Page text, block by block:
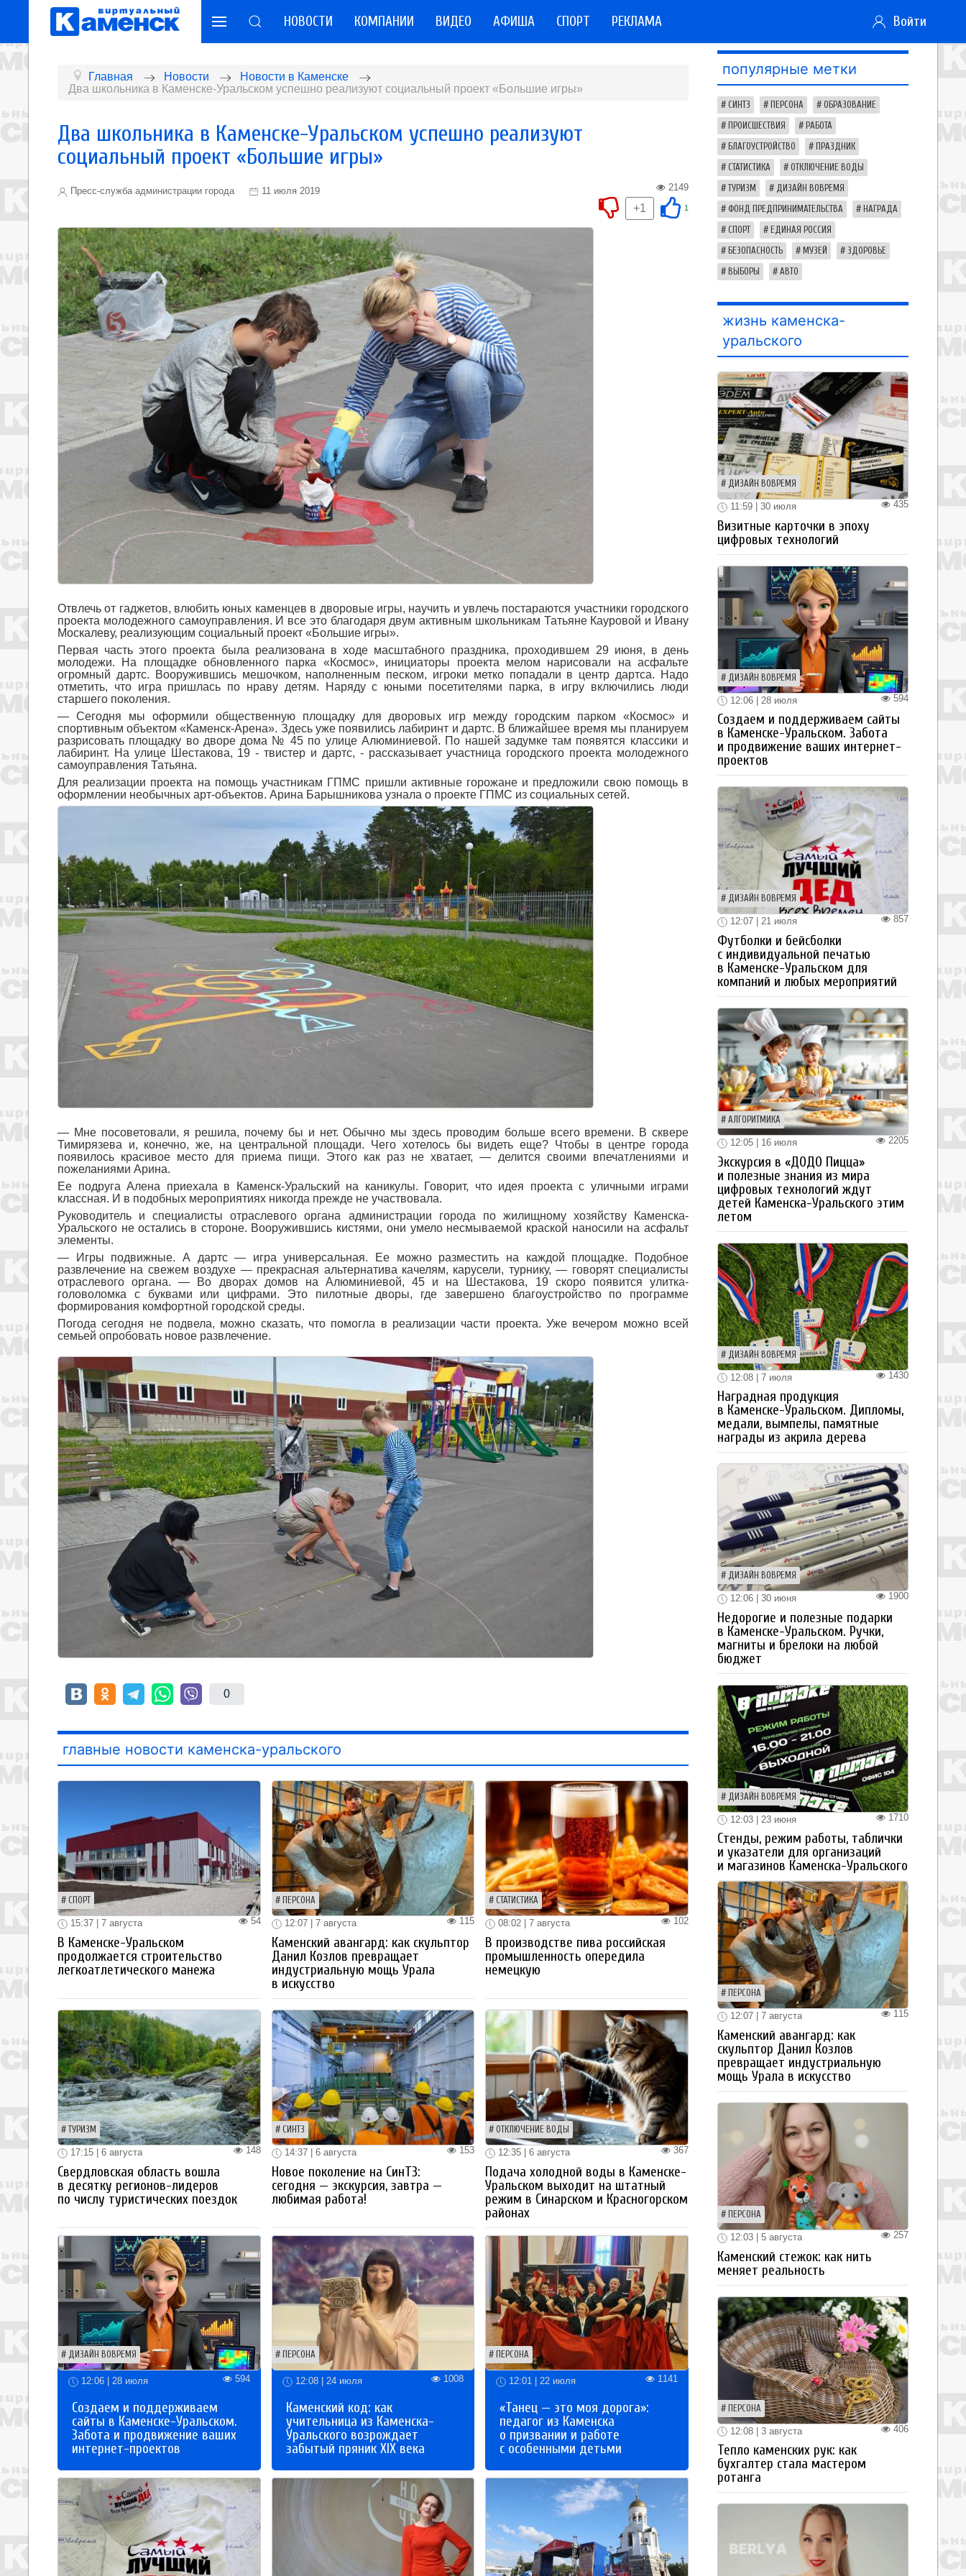
НОВОСТИ КОМПАНИИ ВИДЕО АФИША СПОРТ РЕКЛАМА Войти
Главная Новости
Новости в Каменске
Два школьника в Каменске-Уральском успешно реализуют социальный проект «Большие игры»
Два школьника в Каменске-Уральском успешно реализуют
социальный проект «Большие игры»
Пресс-служба администрации города 11 июля 2019 2149
1
+1
Отвлечь от гаджетов, влюбить юных каменцев в дворовые игры, научить и увлечь постараются участники городского
проекта молодежного самоуправления. И все это благодаря двум активным школьникам Татьяне Кауровой и Ивану
Москалеву, реализующим социальный проект «Большие игры».
Первая часть этого проекта была реализована в ходе масштабного праздника, проходившем 29 июня, в день
молодежи. На площадке обновленного парка «Космос», инициаторы проекта мелом нарисовали на асфальте
огромный дартс. Вооружившись мешочком, наполненным песком, игроки метко попадали в центр дартса. Надо
отметить, что игра пришлась по нраву детям. Наряду с юными посетителями парка, в игру включились люди
старшего поколения.
― Сегодня мы оформили общественную площадку для дворовых игр между городским парком «Космос» и
спортивным объектом «Каменск-Арена». Здесь уже появились лабиринт и дартс. В ближайшее время мы планируем
разрисовать площадку во дворе дома № 45 по улице Алюминиевой. По нашей задумке там появятся классики и
лабиринт. На улице Шестакова, 19 - твистер и дартс, - рассказывает участница городского проекта молодежного
самоуправления Татьяна.
Для реализации проекта на помощь участникам ГПМС пришли активные горожане и предложили свою помощь в
оформлении необычных арт-объектов. Арина Барышникова узнала о проекте ГПМС из социальных сетей.
― Мне посоветовали, я решила, почему бы и нет. Обычно мы здесь проводим больше всего времени. В сквере
Тимирязева и, конечно, же, на центральной площади. Чего хотелось бы видеть еще? Чтобы в центре города
появилось красивое место для приема пищи. Этого как раз не хватает, ― делится своими впечатлениями и
пожеланиями Арина.
Ее подруга Алена приехала в Каменск-Уральский на каникулы. Говорит, что идея проекта с уличными играми
классная. И в подобных мероприятиях никогда прежде не участвовала.
Руководитель и специалисты отраслевого органа администрации города по жилищному хозяйству Каменска-
Уральского не остались в стороне. Вооружившись кистями, они умело несмываемой краской наносили на асфальт
элементы.
― Игры подвижные. А дартс ― игра универсальная. Ее можно разместить на каждой площадке. Подобное
развлечение на свежем воздухе ― прекрасная альтернатива качелям, карусели, турнику, ― говорят специалисты
отраслевого органа. ― Во дворах домов на Алюминиевой, 45 и на Шестакова, 19 скоро появится улитка-
головоломка с буквами или цифрами. Это пилотные дворы, где завершено благоустройство по программе
формирования комфортной городской среды.
Погода сегодня не подвела, можно сказать, что помогла в реализации части проекта. Уже вечером можно всей
семьей опробовать новое развлечение.
0
главные новости каменска-уральского
СПОРТ
54
15:37 | 7 августа
В Каменске-Уральском
продолжается строительство
легкоатлетического манежа
ПЕРСОНА
115
12:07 | 7 августа
Каменский авангард: как скульптор
Данил Козлов превращает
индустриальную мощь Урала
в искусство
СТАТИСТИКА
102
08:02 | 7 августа
В производстве пива российская
промышленность опередила
немецкую
ТУРИЗМ
148
17:15 | 6 августа
Свердловская область вошла
в десятку регионов-лидеров
по числу туристических поездок
СИНТЗ
153
14:37 | 6 августа
Новое поколение на СинТЗ:
сегодня — экскурсия, завтра —
любимая работа!
ОТКЛЮЧЕНИЕ ВОДЫ
367
12:35 | 6 августа
Подача холодной воды в Каменске-
Уральском выходит на штатный
режим в Синарском и Красногорском
районах
ДИЗАЙН ВОВРЕМЯ
12:06 | 28 июля 594
Создаем и поддерживаем
сайты в Каменске-Уральском.
Забота и продвижение ваших
интернет-проектов
ПЕРСОНА
12:08 | 24 июля 1008
Каменский код: как
учительница из Каменска-
Уральского возрождает
забытый пряник XIX века
ПЕРСОНА
12:01 | 22 июля 1141
«Танец — это моя дорога»:
педагог из Каменска
о призвании и работе
с особенными детьми
популярные метки
СИНТЗ ПЕРСОНА ОБРАЗОВАНИЕ
ПРОИСШЕСТВИЯ РАБОТА
БЛАГОУСТРОЙСТВО ПРАЗДНИК
СТАТИСТИКА ОТКЛЮЧЕНИЕ ВОДЫ
ТУРИЗМ ДИЗАЙН ВОВРЕМЯ
ФОНД ПРЕДПРИНИМАТЕЛЬСТВА НАГРАДА
СПОРТ ЕДИНАЯ РОССИЯ
БЕЗОПАСНОСТЬ МУЗЕЙ ЗДОРОВЬЕ
ВЫБОРЫ АВТО
жизнь каменска-
уральского
ДИЗАЙН ВОВРЕМЯ
435
11:59 | 30 июля
Визитные карточки в эпоху
цифровых технологий
ДИЗАЙН ВОВРЕМЯ
594
12:06 | 28 июля
Создаем и поддерживаем сайты
в Каменске-Уральском. Забота
и продвижение ваших интернет-
проектов
ДИЗАЙН ВОВРЕМЯ
857
12:07 | 21 июля
Футболки и бейсболки
с индивидуальной печатью
в Каменске-Уральском для
компаний и любых мероприятий
АЛГОРИТМИКА
2205
12:05 | 16 июля
Экскурсия в «ДОДО Пицца»
и полезные знания из мира
цифровых технологий ждут
детей Каменска-Уральского этим
летом
ДИЗАЙН ВОВРЕМЯ
1430
12:08 | 7 июля
Наградная продукция
в Каменске-Уральском. Дипломы,
медали, вымпелы, памятные
награды из акрила дерева
ДИЗАЙН ВОВРЕМЯ
1900
12:06 | 30 июня
Недорогие и полезные подарки
в Каменске-Уральском. Ручки,
магниты и брелоки на любой
бюджет
ДИЗАЙН ВОВРЕМЯ
1710
12:03 | 23 июня
Стенды, режим работы, таблички
и указатели для организаций
и магазинов Каменска-Уральского
ПЕРСОНА
115
12:07 | 7 августа
Каменский авангард: как
скульптор Данил Козлов
превращает индустриальную
мощь Урала в искусство
ПЕРСОНА
257
12:03 | 5 августа
Каменский стежок: как нить
меняет реальность
ПЕРСОНА
406
12:08 | 3 августа
Тепло каменских рук: как
бухгалтер стала мастером
ротанга